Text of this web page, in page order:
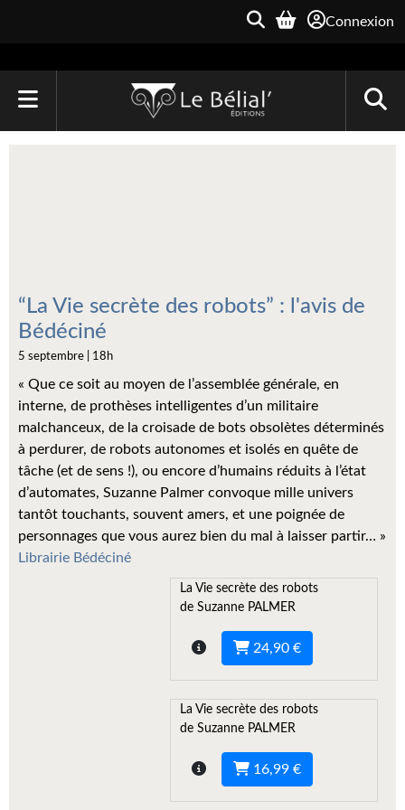
Connexion
Archive du Futur
Parallaxe
Quarante-Deux
Kvasar
Pulps
Wotan
Étoiles vives
Yellow Submarine
“La Vie secrète des robots” : l'avis de
Bédéciné
5 septembre | 18h
« Que ce soit au moyen de l’assemblée générale, en
interne, de prothèses intelligentes d’un militaire
malchanceux, de la croisade de bots obsolètes déterminés
à perdurer, de robots autonomes et isolés en quête de
tâche (et de sens !), ou encore d’humains réduits à l’état
d’automates, Suzanne Palmer convoque mille univers
tantôt touchants, souvent amers, et une poignée de
personnages que vous aurez bien du mal à laisser partir… »
Librairie Bédéciné
La Vie secrète des robots
de Suzanne PALMER
24,90 €
La Vie secrète des robots
de Suzanne PALMER
16,99 €